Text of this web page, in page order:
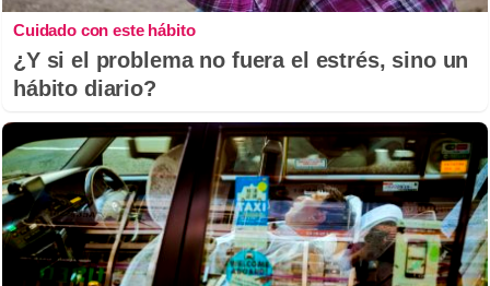
Cuidado con este hábito
¿Y si el problema no fuera el estrés, sino un
hábito diario?